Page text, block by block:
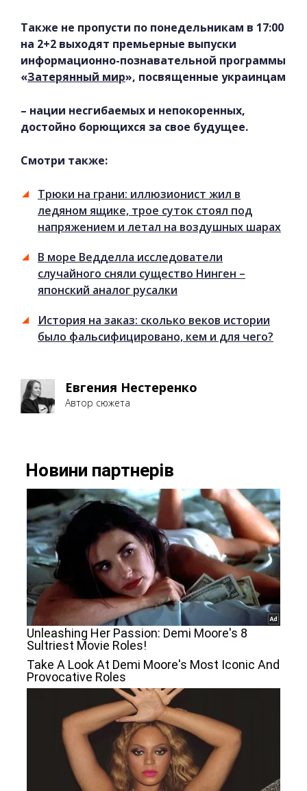
Также не пропусти по понедельникам в 17:00
на 2+2 выходят премьерные выпуски
информационно-познавательной программы
«Затерянный мир», посвященные украинцам
– нации несгибаемых и непокоренных,
достойно борющихся за свое будущее.
Смотри также:
Трюки на грани: иллюзионист жил в
ледяном ящике, трое суток стоял под
напряжением и летал на воздушных шарах
В море Ведделла исследователи
случайного сняли существо Нинген –
японский аналог русалки
История на заказ: сколько веков истории
было фальсифицировано, кем и для чего?
Евгения Нестеренко
Автор сюжета